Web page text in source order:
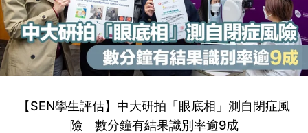
【SEN學生評估】中大研拍「眼底相」測自閉症風
險 數分鐘有結果識別率逾9成